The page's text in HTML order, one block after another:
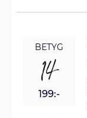
BETYG
14
199:-